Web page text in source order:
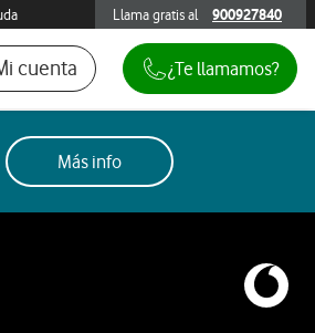
Llama gratis al
900927840 900927840
Abre en ventana modal
cuenta
pagina acceso clientes. Abre en
y dispositivos
¿Te llamamos?
Más info